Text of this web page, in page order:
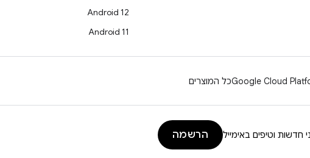
Android 12
Android 11
Google Cloudכל המוצרים
חדשות וטיפים באימייל הרשמה